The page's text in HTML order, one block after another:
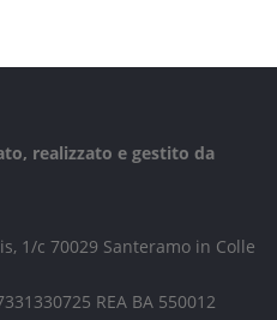
realizzato e gestito da
1/c 70029 Santeramo in Colle
REA BA 550012